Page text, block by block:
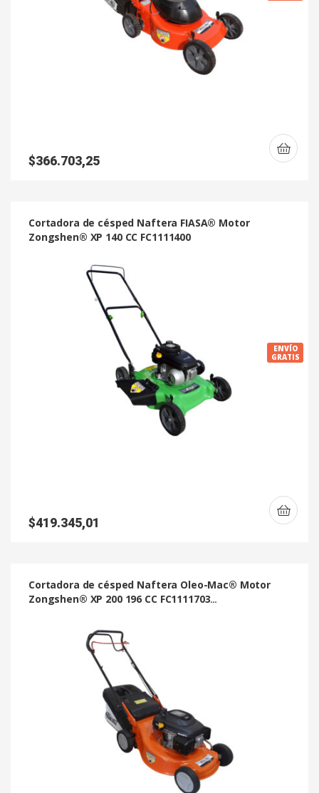
$366.703,25
Cortadora de césped Naftera FIASA® Motor
Zongshen® XP 140 CC FC1111400
ENVÍO
GRATIS
$419.345,01
Cortadora de césped Naftera Oleo-Mac® Motor
Zongshen® XP 200 196 CC FC1111703